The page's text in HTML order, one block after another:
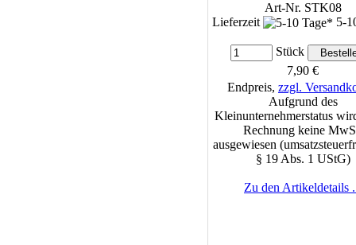
Art-Nr. STK08
Lieferzeit
5-
Stück
7,90 €
Endpreis, zzgl.
Aufgrund des
Kleinunternehmerstatus
Rechnung keine
ausgewiesen
§ 19 Abs. 1 UStG)
Zu den Artikeldetails